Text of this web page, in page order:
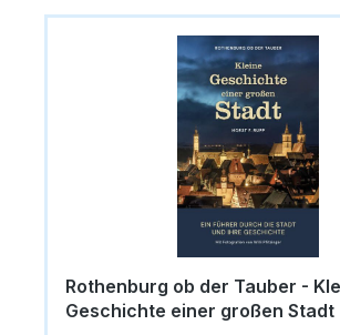
Rothenburg ob der Tauber -
Geschichte einer großen Stadt